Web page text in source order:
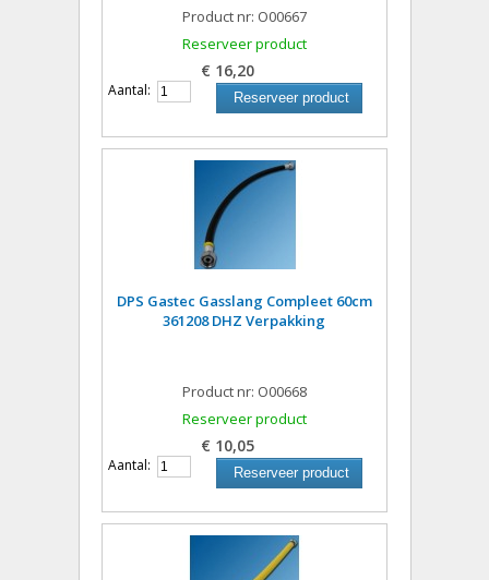
Product nr: O00667
Reserveer product
€ 16,20
Aantal: Reserveer product
DPS Gastec Gasslang Compleet 60cm
361208 DHZ Verpakking
Product nr: O00668
Reserveer product
€ 10,05
Aantal: Reserveer product